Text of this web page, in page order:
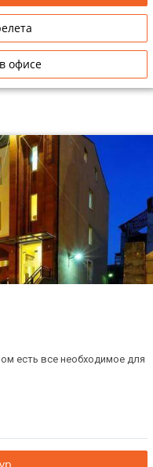
офисе
есть все необходимое для